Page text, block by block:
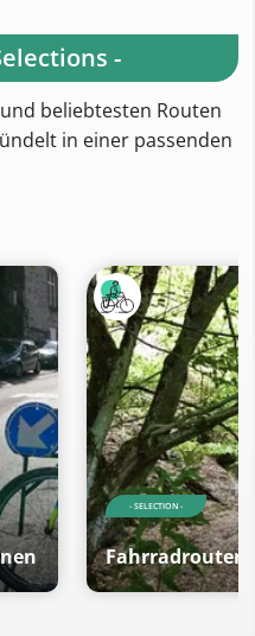
-
beliebtesten Routen
in einer passenden
- SELECTION -
Fahrradrouten